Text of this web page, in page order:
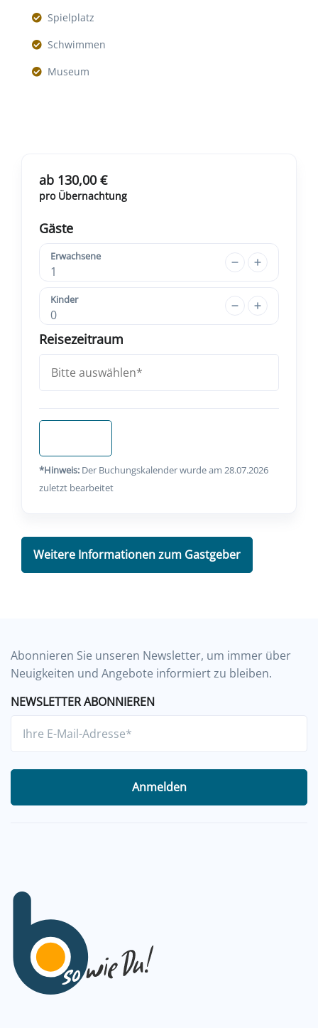
Spielplatz
Schwimmen
Museum
ab 130,00 €
pro Übernachtung
Gäste
Erwachsene
1
Kinder
0
Reisezeitraum
*Hinweis: Der Buchungskalender wurde am 28.07.2026
zuletzt bearbeitet
Weitere Informationen zum Gastgeber
Abonnieren Sie unseren Newsletter, um immer über
Neuigkeiten und Angebote informiert zu bleiben.
NEWSLETTER ABONNIEREN
Anmelden